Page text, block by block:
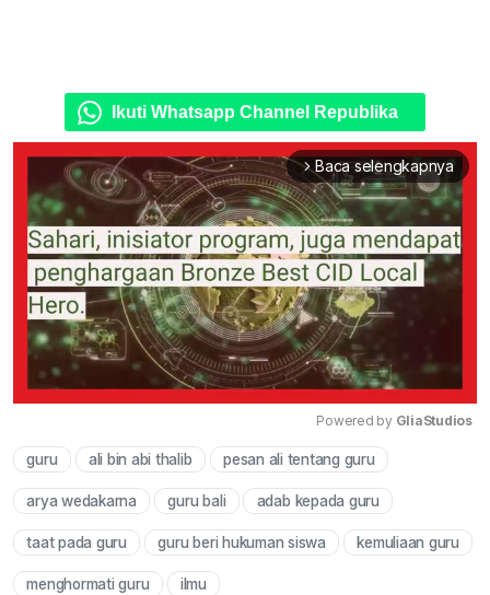
Ikuti Whatsapp Channel Republika
arrow_forward_ios Baca selengkapnya
Powered by GliaStudios
guru ali bin abi thalib pesan ali tentang guru
arya wedakarna guru bali adab kepada guru
taat pada guru guru beri hukuman siswa kemuliaan guru
menghormati guru ilmu